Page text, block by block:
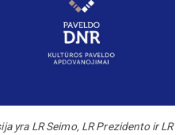
yra LR Seimo, LR Prezidento ir LR